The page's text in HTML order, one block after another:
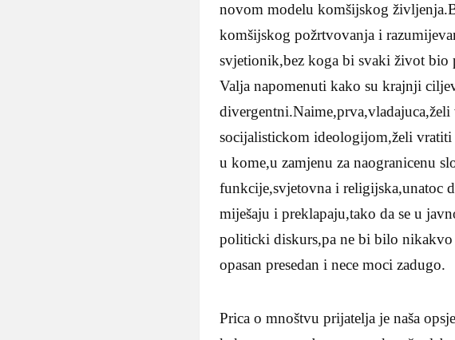
novom modelu komšijskog
komšijskog požrtvovanja i
svjetionik,bez koga bi svaki život bio
Valja napomenuti kako su krajnji
socijalistickom ideologijom,želi
u kome,u zamjenu za naogranicenu
funkcije,svjetovna i religijska,unatoc
miješaju i preklapaju,tako da se u
politicki diskurs,pa ne bi bilo
opasan presedan i nece moci zadugo.
Prica o mnoštvu prijatelja je naša